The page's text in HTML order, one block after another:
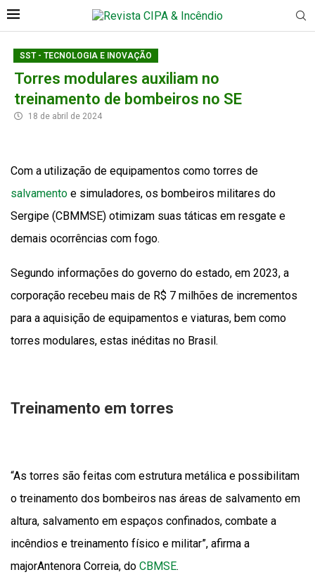
SST - TECNOLOGIA E INOVAÇÃO
Torres modulares auxiliam no
treinamento de bombeiros no SE
18 de abril de 2024
Com a utilização de equipamentos como torres de
salvamento e simuladores, os bombeiros militares do
Sergipe (CBMMSE) otimizam suas táticas em resgate e
demais ocorrências com fogo.
Segundo informações do governo do estado, em 2023, a
corporação recebeu mais de R$ 7 milhões de incrementos
para a aquisição de equipamentos e viaturas, bem como
torres modulares, estas inéditas no Brasil.
Treinamento em torres
“As torres são feitas com estrutura metálica e possibilitam
o treinamento dos bombeiros nas áreas de salvamento em
altura, salvamento em espaços confinados, combate a
incêndios e treinamento físico e militar”, afirma a
majorAntenora Correia, do CBMSE.